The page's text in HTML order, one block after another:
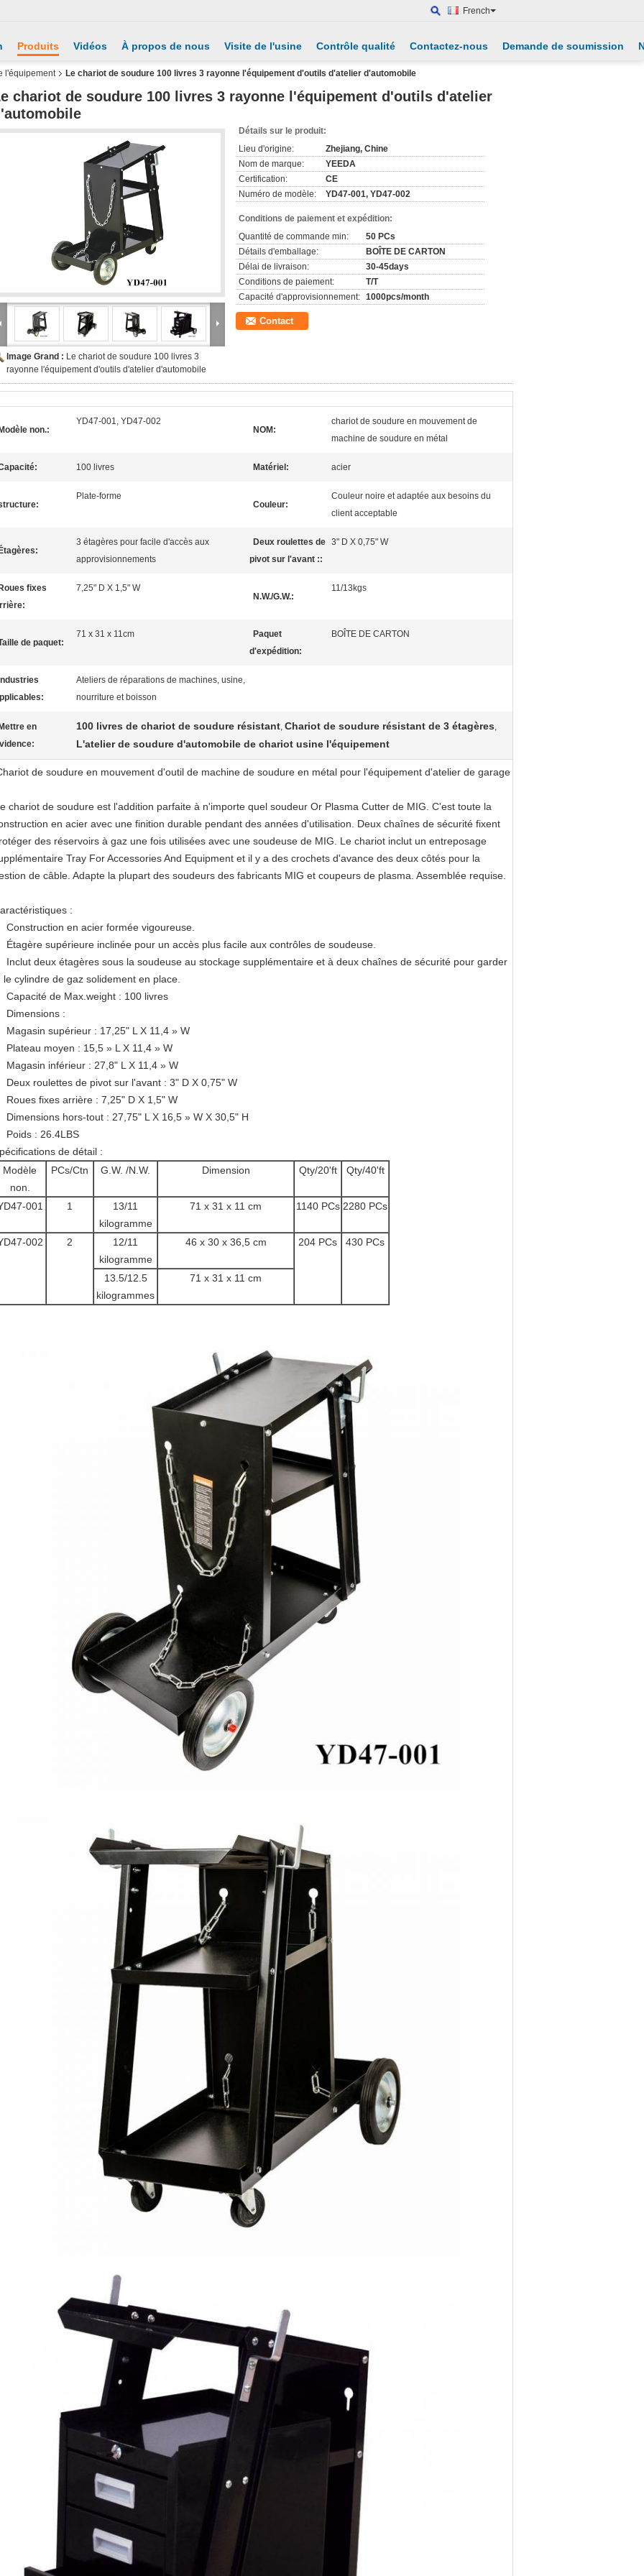
French
Produits Vidéos À propos de nous Visite de l'usine Contrôle qualité Contactez-nous Demande de soumission
l'équipement Le chariot de soudure 100 livres 3 rayonne l'équipement d'outils d'atelier d'automobile
chariot de soudure 100 livres 3 rayonne l'équipement d'outils d'atelier
Image Grand : Le chariot de soudure 100 livres 3
rayonne l'équipement d'outils d'atelier d'automobile
Détails sur le produit:
Lieu d'origine:
Zhejiang, Chine
Nom de marque:
YEEDA
Certification:
CE
Numéro de modèle:
YD47-001, YD47-002
Conditions de paiement et expédition:
Quantité de commande min:
50 PCs
Détails d'emballage:
BOÎTE DE CARTON
Délai de livraison:
30-45days
Conditions de paiement:
T/T
Capacité d'approvisionnement: 1000pcs/month
Contact
non.:
YD47-001, YD47-002
NOM:
chariot de soudure en mouvement de
machine de soudure en métal
100 livres Matériel: acier
Plate-forme
Couleur:
Couleur noire et adaptée aux besoins du
client acceptable
3 étagères pour facile d'accès aux
approvisionnements
Deux roulettes de
pivot sur l'avant ::
3" D X 0,75" W
fixes
7,25" D X 1,5" W
N.W./G.W.:
11/13kgs
de paquet:
71 x 31 x 11cm
Paquet
d'expédition:
BOÎTE DE CARTON
Ateliers de réparations de machines, usine,
nourriture et boisson
en
100 livres de chariot de soudure résistant, Chariot de soudure résistant de 3 étagères,
L'atelier de soudure d'automobile de chariot usine l'équipement
de soudure en mouvement d'outil de machine de soudure en métal pour l'équipement d'atelier de garage
chariot de soudure est l'addition parfaite à n'importe quel soudeur Or Plasma Cutter de MIG. C'est toute la
en acier avec une finition durable pendant des années d'utilisation. Deux chaînes de sécurité fixent
des réservoirs à gaz une fois utilisées avec une soudeuse de MIG. Le chariot inclut un entreposage
Tray For Accessories And Equipment et il y a des crochets d'avance des deux côtés pour la
de câble. Adapte la plupart des soudeurs des fabricants MIG et coupeurs de plasma. Assemblée requise.
:
Construction en acier formée vigoureuse.
Étagère supérieure inclinée pour un accès plus facile aux contrôles de soudeuse.
Inclut deux étagères sous la soudeuse au stockage supplémentaire et à deux chaînes de sécurité pour garder
le cylindre de gaz solidement en place.
Capacité de Max.weight : 100 livres
Dimensions :
Magasin supérieur : 17,25" L X 11,4 » W
Plateau moyen : 15,5 » L X 11,4 » W
Magasin inférieur : 27,8" L X 11,4 » W
Deux roulettes de pivot sur l'avant : 3" D X 0,75" W
Roues fixes arrière : 7,25" D X 1,5" W
Dimensions hors-tout : 27,75" L X 16,5 » W X 30,5" H
Poids : 26.4LBS
de détail :
Modèle
non.
PCs/Ctn G.W. /N.W. Dimension Qty/20'ft Qty/40'ft
001 1
13/11
kilogramme
71 x 31 x 11 cm 1140 PCs 2280 PCs
002 2
12/11
kilogramme
46 x 30 x 36,5 cm 204 PCs 430 PCs
13.5/12.5
kilogrammes
71 x 31 x 11 cm